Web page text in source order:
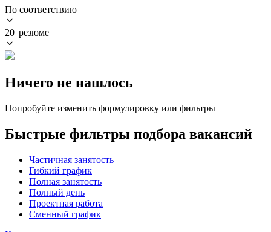
По соответствию
20 резюме
Ничего не нашлось
Попробуйте изменить формулировку или фильтры
Быстрые фильтры подбора вакансий
Частичная занятость
Гибкий график
Полная занятость
Полный день
Проектная работа
Сменный график